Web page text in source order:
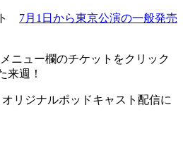
7月1日から東京公演の一般発売
ニュー欄のチケットをクリック
来週！
リジナルポッドキャスト配信に